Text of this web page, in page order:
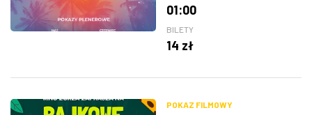
01:00
BILETY
14 zł
POKAZ FILMOWY